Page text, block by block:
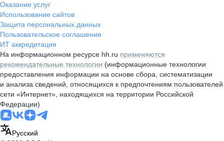
Оказание услуг
Использование сайтов
Защита персональных данных
Пользовательское соглашение
ИТ аккредитация
На информационном ресурсе hh.ru применяются
рекомендательные технологии (информационные технологии
предоставления информации на основе сбора, систематизации
и анализа сведений, относящихся к предпочтениям пользователей
сети «Интернет», находящихся на территории Российской
Федерации)
Русский